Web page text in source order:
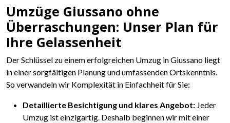
Umzüge Giussano ohne
Überraschungen: Unser Plan für
Ihre Gelassenheit
Der Schlüssel zu einem erfolgreichen Umzug in Giussano liegt
in einer sorgfältigen Planung und umfassenden Ortskenntnis.
So verwandeln wir Komplexität in Einfachheit für Sie:
Detaillierte Besichtigung und klares Angebot: Jeder
Umzug ist einzigartig. Deshalb beginnen wir mit einer